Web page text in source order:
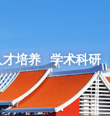
才培养 学术科研